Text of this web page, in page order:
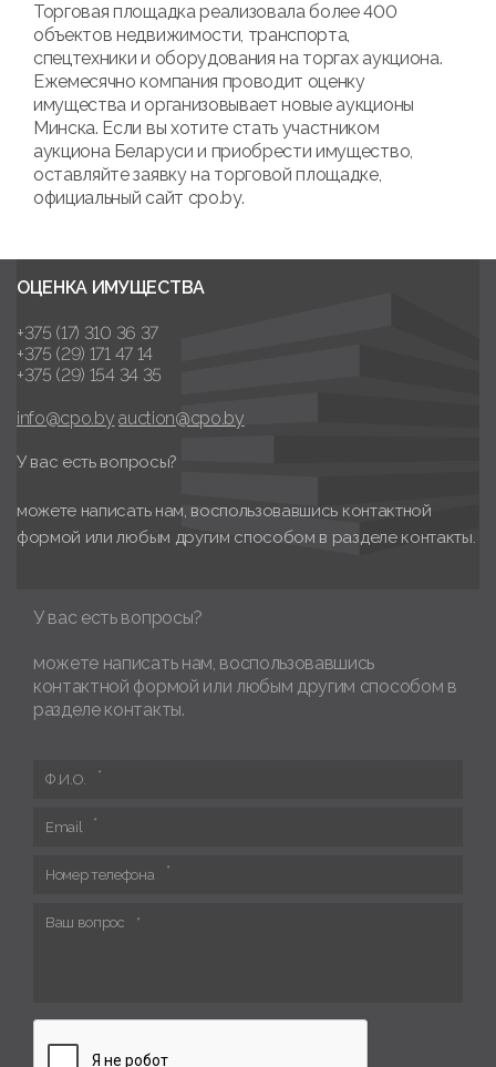
Торговая площадка реализовала более 400
объектов недвижимости, транспорта,
спецтехники и оборудования на торгах аукциона.
Ежемесячно компания проводит оценку
имущества и организовывает новые аукционы
Минска. Если вы хотите стать участником
аукциона Беларуси и приобрести имущество,
оставляйте заявку на торговой площадке,
официальный сайт cpo.by.
ОЦЕНКА ИМУЩЕСТВА
+375 (17) 310 36 37
+375 (29) 171 47 14
+375 (29) 154 34 35
info@cpo.by auction@cpo.by
У вас есть вопросы?
можете написать нам, воспользовавшись контактной
формой или любым другим способом в разделе контакты.
У вас есть вопросы?
можете написать нам, воспользовавшись
контактной формой или любым другим способом в
разделе контакты.
Ф.И.О.
Email
Номер телефона
Ваш вопрос